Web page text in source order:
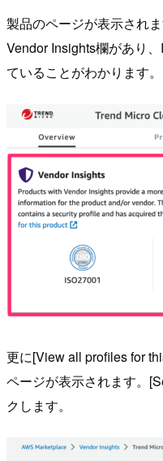
製品のページが表示され
Vendor Insights欄があり
ていることがわかります。
更に[View all profiles for
ページが表示されます。
クします。